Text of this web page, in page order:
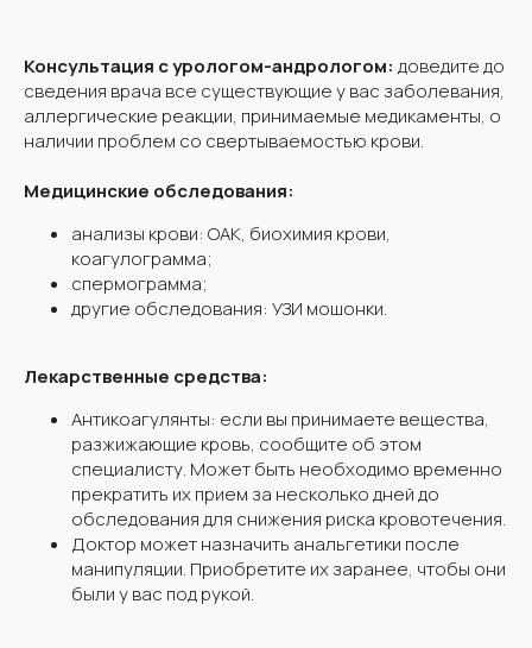
Консультация с урологом-андрологом: доведите до
сведения врача все существующие у вас заболевания,
аллергические реакции, принимаемые медикаменты, о
наличии проблем со свертываемостью крови.
Медицинские обследования:
анализы крови: ОАК, биохимия крови,
коагулограмма;
спермограмма;
другие обследования: УЗИ мошонки.
Лекарственные средства:
Антикоагулянты: если вы принимаете вещества,
разжижающие кровь, сообщите об этом
специалисту. Может быть необходимо временно
прекратить их прием за несколько дней до
обследования для снижения риска кровотечения.
Доктор может назначить анальгетики после
манипуляции. Приобретите их заранее, чтобы они
были у вас под рукой.